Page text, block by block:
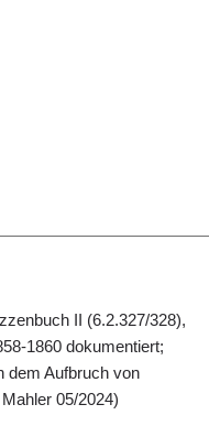
II (6.2.327/328),
1860 dokumentiert;
dem Aufbruch von
05/2024)